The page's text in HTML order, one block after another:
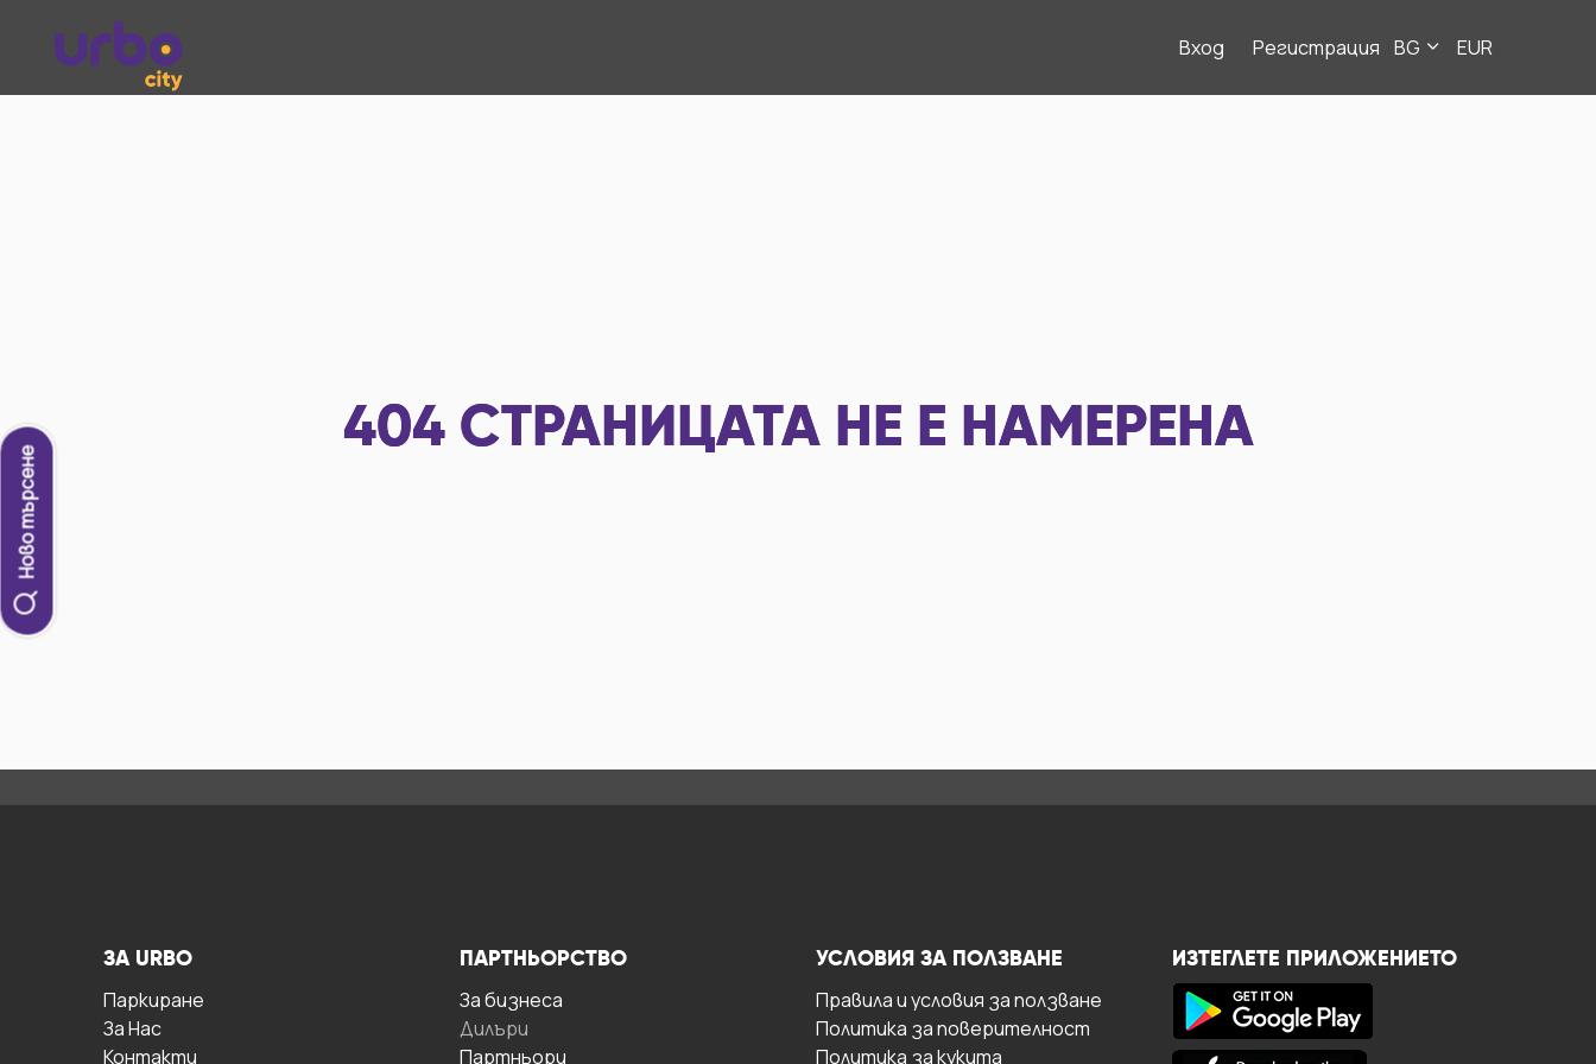
Вход Регистрация BG EUR
Ново търсене
404 СТРАНИЦАТА НЕ Е НАМЕРЕНА
ЗА URBO
Паркиране
За Hас
Контакти
ПАРТНЬОРСТВО
За бизнесa
Дилъри
Партньори
УСЛОВИЯ ЗА ПОЛЗВАНЕ
Правила и условия за ползване
Политика за поверителност
Политика за кукита
ИЗТЕГЛЕТЕ ПРИЛОЖЕНИЕТО